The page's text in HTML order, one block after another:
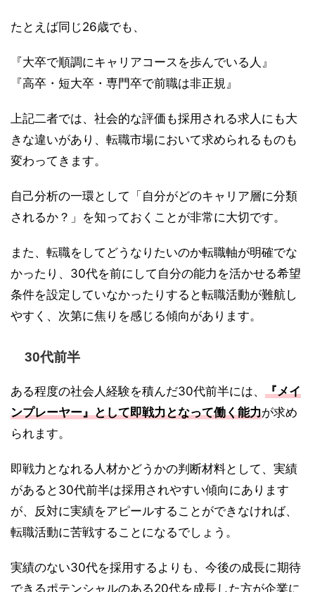
たとえば同じ26歳でも、
『大卒で順調にキャリアコースを歩んでいる人』
『高卒・短大卒・専門卒で前職は非正規』
上記二者では、社会的な評価も採用される求人にも大
きな違いがあり、転職市場において求められるものも
変わってきます。
自己分析の一環として「自分がどのキャリア層に分類
されるか？」を知っておくことが非常に大切です。
また、転職をしてどうなりたいのか転職軸が明確でな
かったり、30代を前にして自分の能力を活かせる希望
条件を設定していなかったりすると転職活動が難航し
やすく、次第に焦りを感じる傾向があります。
30代前半
ある程度の社会人経験を積んだ30代前半には、 『メイ
ンプレーヤー』として即戦力となって働く能力が求め
られます。
即戦力となれる人材かどうかの判断材料として、実績
があると30代前半は採用されやすい傾向にあります
が、反対に実績をアピールすることができなければ、
転職活動に苦戦することになるでしょう。
実績のない30代を採用するよりも、今後の成長に期待
できるポテンシャルのある20代を成長した方が企業に